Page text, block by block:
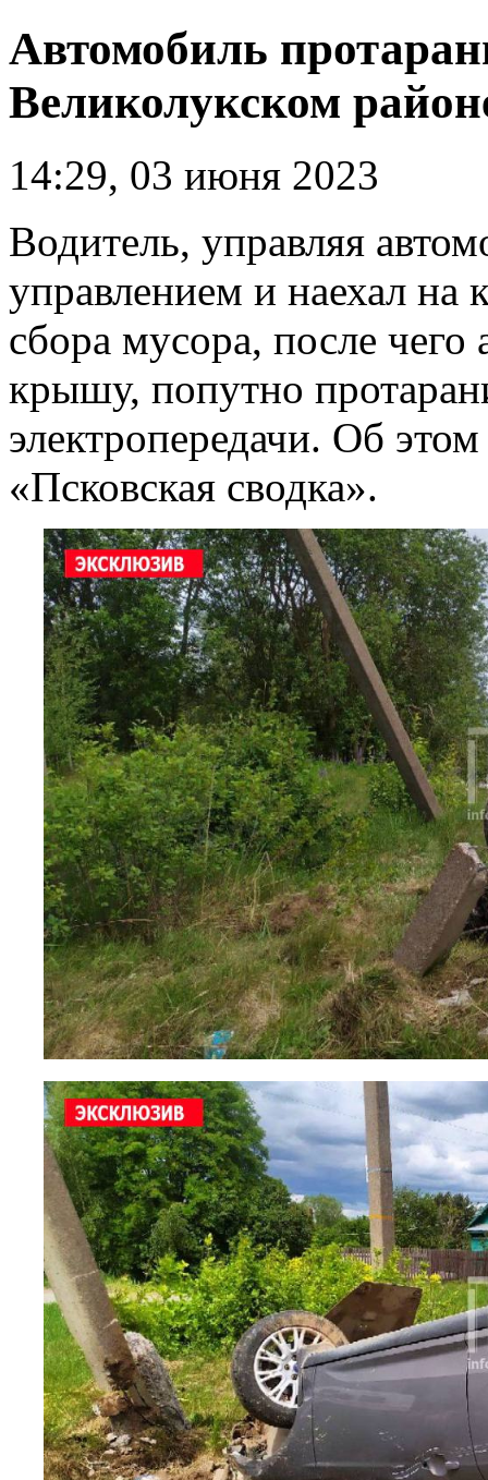
Автомобиль
Великолукском
14:29, 03 июня 2023
Водитель, управляя
управлением и наехал
сбора мусора, после
крышу, попутно
электропередачи. Об
«Псковская сводка».